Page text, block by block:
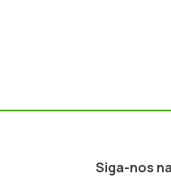
Siga-nos